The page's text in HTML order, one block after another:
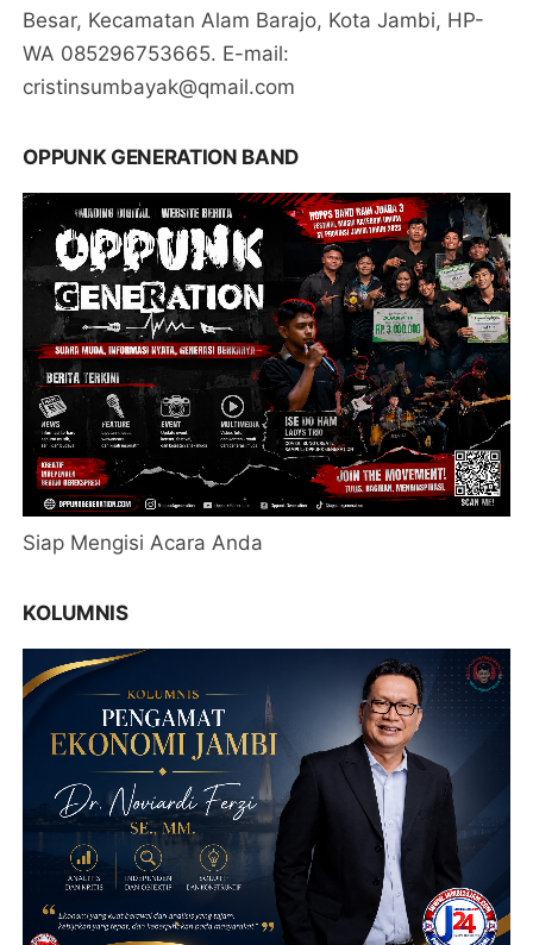
Besar, Kecamatan Alam Barajo, Kota Jambi, HP-
WA 085296753665. E-mail:
cristinsumbayak@qmail.com
OPPUNK GENERATION BAND
Siap Mengisi Acara Anda
KOLUMNIS